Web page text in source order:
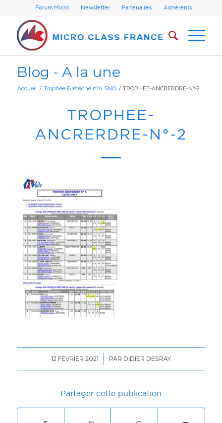
Forum Micro Newsletter Partenaires Adhérents
Blog - A la une
Accueil / Trophée Brétéché n°4 SNO / TROPHEE-ANCRERDRE-N°-2
TROPHEE-
ANCRERDRE-N°-2
12 FÉVRIER 2021
/ PAR DIDIER DESRAY
Partager cette publication